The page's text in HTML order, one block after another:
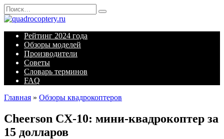
Перейти
к
содержанию
Search
for:
Рейтинг 2024 года
Обзоры моделей
Производители
Советы
Словарь терминов
FAQ
Главная » Обзоры квадрокоптеров
Cheerson CX-10: мини-квадрокоптер за
15 долларов